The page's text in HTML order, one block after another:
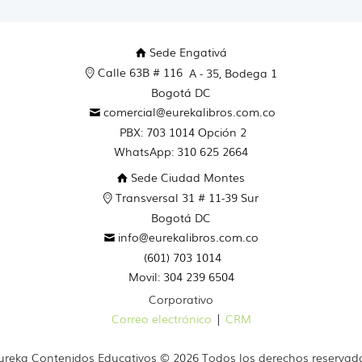
Sede Engativá
Calle 63B # 116 A - 35, Bodega 1
Bogotá DC
comercial@eurekalibros.com.co
PBX: 703 1014 Opción 2
WhatsApp: 310 625 2664
Sede Ciudad Montes
Transversal 31 # 11-39 Sur
Bogotá DC
info@eurekalibros.com.co
(601) 703 1014
Movil: 304 239 6504
Corporativo
Correo electrónico | CRM
Contenidos Educativos © 2026 Todos los derechos